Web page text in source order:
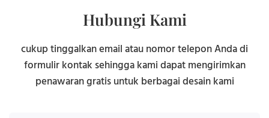
Hubungi Kami
cukup tinggalkan email atau nomor telepon Anda di
formulir kontak sehingga kami dapat mengirimkan
penawaran gratis untuk berbagai desain kami